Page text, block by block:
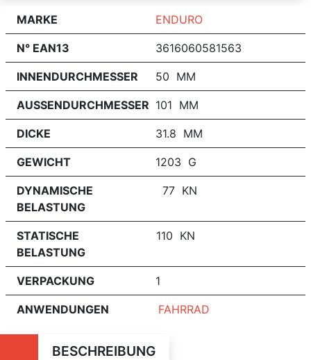
MARKE ENDURO
N° EAN13 3616060581563
INNENDURCHMESSER 50 MM
AUSSENDURCHMESSER 101 MM
DICKE 31.8 MM
GEWICHT 1203 G
DYNAMISCHE
BELASTUNG
77 KN
STATISCHE
BELASTUNG
110 KN
VERPACKUNG 1
ANWENDUNGEN FAHRRAD
BESCHREIBUNG